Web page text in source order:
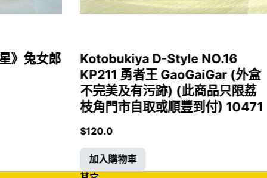
》兔女郎
Kotobukiya D-Style NO.16
KP211 勇者王 GaoGaiGar (外盒
不完美及有污跡) (此商品只限荔
枝角門市自取或順豐到付) 10471
$120.0
加入購物車